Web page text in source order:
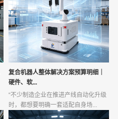
复合机器人整体解决方案预算明细｜
硬件、软...
“不少制造企业在推进产线自动化升级
时，都想要明确一套适配自身场...